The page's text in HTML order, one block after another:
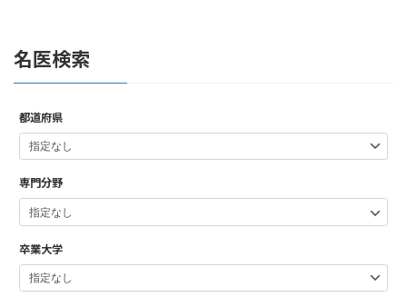
名医検索
都道府県
専門分野
卒業大学